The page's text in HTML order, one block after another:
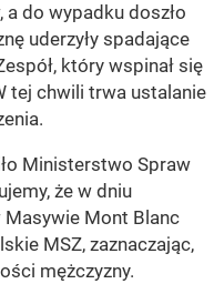
do wypadku doszło
uderzyły spadające
który wspinał się
tej chwili trwa ustalanie
Ministerstwo Spraw
że w dniu
Mont Blanc
MSZ, zaznaczając,
mężczyzny.